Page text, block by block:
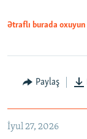
Ətraflı burada oxuyun
Paylaş
İyul 27, 2026